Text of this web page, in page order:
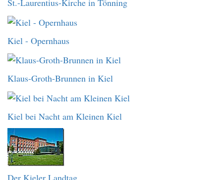
St.-Laurentius-Kirche in Tönning
Kiel - Opernhaus
Klaus-Groth-Brunnen in Kiel
Kiel bei Nacht am Kleinen Kiel
Der Kieler Landtag